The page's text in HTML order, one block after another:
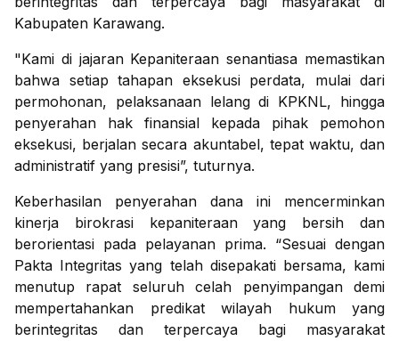
Kabupaten Karawang.
"Kami di jajaran Kepaniteraan senantiasa memastikan
bahwa setiap tahapan eksekusi perdata, mulai dari
permohonan, pelaksanaan lelang di KPKNL, hingga
penyerahan hak finansial kepada pihak pemohon
eksekusi, berjalan secara akuntabel, tepat waktu, dan
administratif yang presisi”, tuturnya.
Keberhasilan penyerahan dana ini mencerminkan
kinerja birokrasi kepaniteraan yang bersih dan
berorientasi pada pelayanan prima. “Sesuai dengan
Pakta Integritas yang telah disepakati bersama, kami
menutup rapat seluruh celah penyimpangan demi
mempertahankan predikat wilayah hukum yang
berintegritas dan terpercaya bagi masyarakat